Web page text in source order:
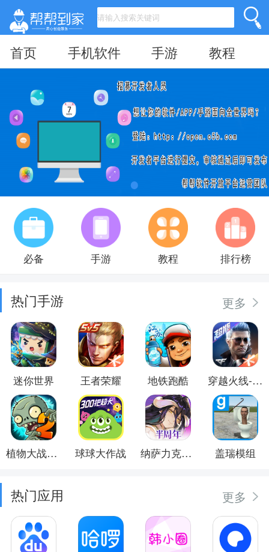
首页 手机软件 手游 教程
必备 手游 教程 排行榜
热门手游 更多
迷你世界 王者荣耀 地铁跑酷 穿越火线-枪战王者
植物大战僵尸2 球球大作战 纳萨力克之王 盖瑞模组
热门应用 更多